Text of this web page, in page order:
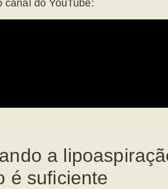
canal do YouTube:
a
é suficiente